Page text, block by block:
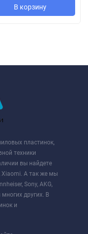
В корзину
пластинок,
техники
вы найдете
Xiaomi. А так же мы
Sony, AKG,
многих других. В
и